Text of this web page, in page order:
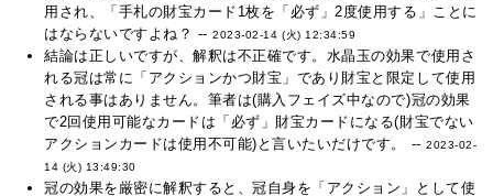
用され、「手札の財宝カード1枚を「必ず」2度使用する」ことに
はならないですよね？ --2023-02-14 (火) 12:34:59
結論は正しいですが、解釈は不正確です。水晶玉の効果で使用さ
れる冠は常に「アクションかつ財宝」であり財宝と限定して使用
される事はありません。筆者は(購入フェイズ中なので)冠の効果
で2回使用可能なカードは「必ず」財宝カードになる(財宝でない
アクションカードは使用不可能)と言いたいだけです。 --2023-02-
14 (火) 13:49:30
冠の効果を厳密に解釈すると、冠自身を「アクション」として使